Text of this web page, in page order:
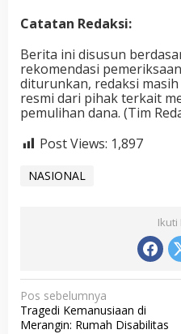
Catatan Redaksi:
Berita ini disusun
rekomendasi
diturunkan, redaksi
resmi dari pihak terkait
pemulihan dana. (Tim
Post Views: 1,897
NASIONAL
Ikuti
N
a
Pos sebelumnya
Tragedi Kemanusiaan di
Merangin: Rumah Disabilitas